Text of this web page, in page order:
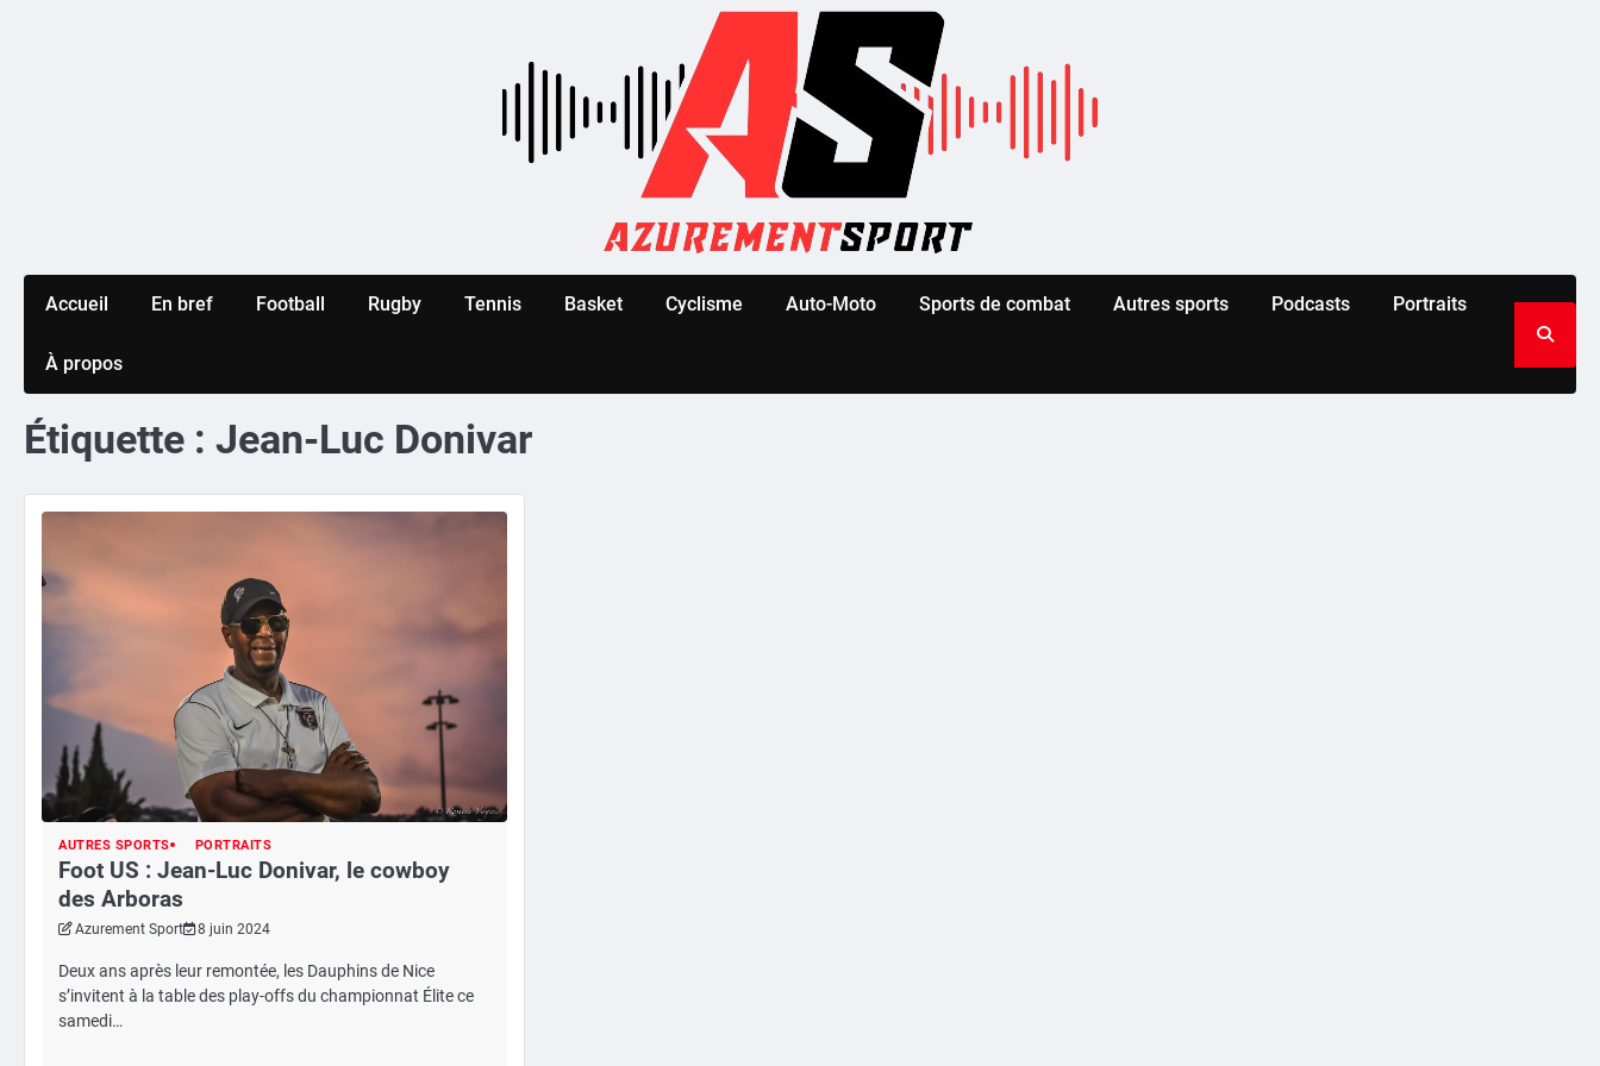
Accueil En bref Football Rugby Tennis Basket Cyclisme Auto-Moto Sports de combat Autres sports Podcasts Portraits
À propos
Étiquette : Jean-Luc Donivar
AUTRES SPORTS PORTRAITS
Foot US : Jean-Luc Donivar, le cowboy
des Arboras
Azurement Sport 8 juin 2024
Deux ans après leur remontée, les Dauphins de Nice
s’invitent à la table des play-offs du championnat Élite ce
samedi…